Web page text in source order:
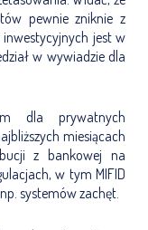
pewnie zniknie z
jest w
w wywiadzie dla
dla prywatnych
miesiącach
z bankowej na
w tym MIFID
systemów zachęt.